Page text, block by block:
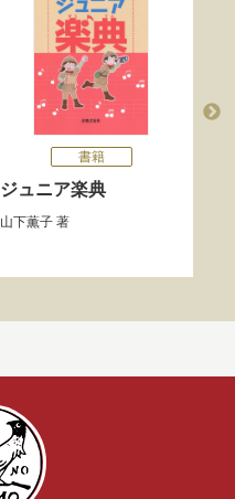
書籍
ジュニア楽典
山下薫子著